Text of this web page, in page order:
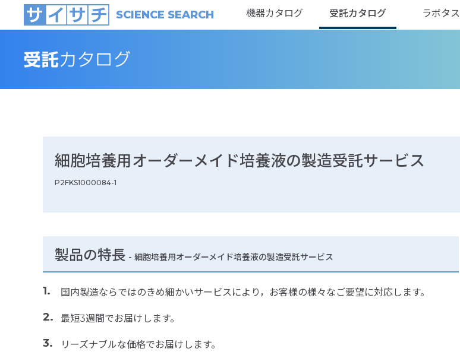
SCIENCE SEARCH 機器カタログ 受託カタログ ラボタス
細胞培養用オーダーメイド培養液の製造受託サービス
P2FKS1000084-1
製品の特長 - 細胞培養用オーダーメイド培養液の製造受託サービス
国内製造ならではのきめ細かいサービスにより，お客様の様々なご要望に対応します。
最短3週間でお届けします。
リーズナブルな価格でお届けします。